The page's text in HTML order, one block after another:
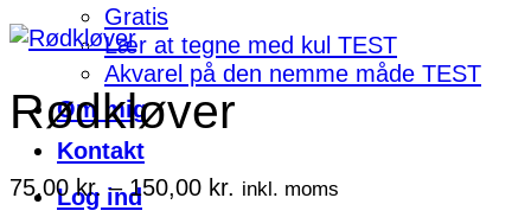
Gratis
Lær at tegne med kul TEST
Akvarel på den nemme måde TEST
Om mig
Kontakt
Log ind
Rødkløver
75,00kr. – 150,00 kr. Prisinterval:
inkl. moms